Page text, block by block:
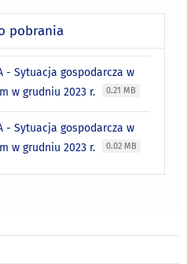
pobrania
- Sytuacja gospodarcza w
w grudniu 2023 r.
0.21 MB
- Sytuacja gospodarcza w
w grudniu 2023 r.
0.02 MB